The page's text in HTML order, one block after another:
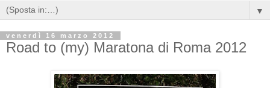
▼
venerdì 16 marzo 2012
Road to (my) Maratona di Roma 2012